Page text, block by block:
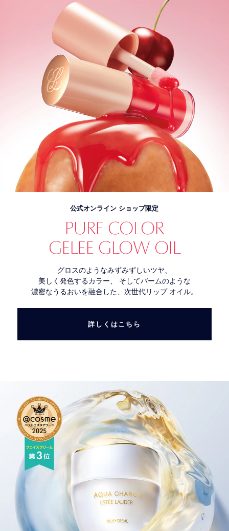
公式オンライン ショップ限定
PURE COLOR
GELEE GLOW OIL
グロスのようなみずみずしいツヤ、
美しく発色するカラー、 そしてバームのような
濃密なうるおいを融合した、次世代リップ オイル。
詳しくはこちら